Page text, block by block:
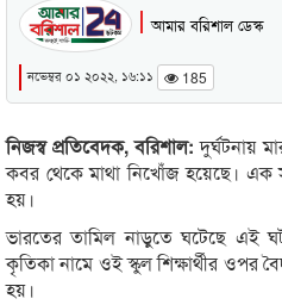
আমার বরিশাল ডেস্ক
নভেম্বর ০১ ২০২২, ১৬:১১ 185
নিজস্ব প্রতিবেদক, বরিশাল: দুর্ঘটনায়
কবর থেকে মাথা নিখোঁজ হয়েছে। এক
হয়।
ভারতের তামিল নাড়ুতে ঘটেছে এই
কৃতিকা নামে ওই স্কুল শিক্ষার্থীর
হয়।